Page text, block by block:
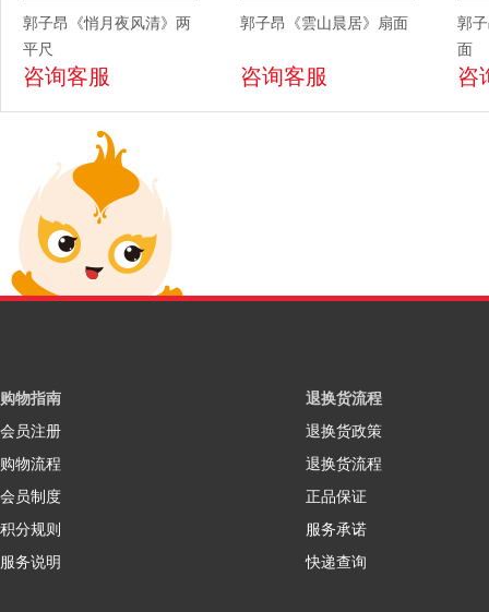
郭子昂《悄月夜风清》两
平尺
咨询客服
郭子昂《雲山晨居》扇面
咨询客服
郭
面
咨
购物指南
会员注册
购物流程
会员制度
积分规则
服务说明
退换货流程
退换货政策
退换货流程
正品保证
服务承诺
快递查询